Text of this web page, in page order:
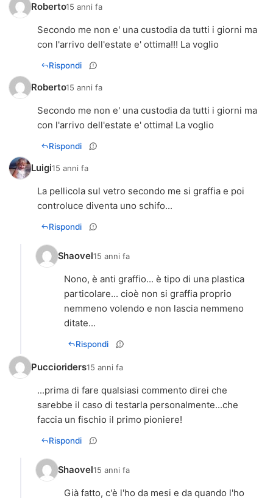
Roberto15 anni fa
Secondo me non e' una custodia da tutti i giorni ma
con l'arrivo dell'estate e' ottima!!! La voglio
Rispondi
Roberto15 anni fa
Secondo me non e' una custodia da tutti i giorni ma
con l'arrivo dell'estate e' ottima! La voglio
Rispondi
Luigi15 anni fa
La pellicola sul vetro secondo me si graffia e poi
controluce diventa uno schifo...
Rispondi
Shaovel15 anni fa
Nono, è anti graffio... è tipo di una plastica
particolare... cioè non si graffia proprio
nemmeno volendo e non lascia nemmeno
ditate...
Rispondi
Puccioriders15 anni fa
...prima di fare qualsiasi commento direi che
sarebbe il caso di testarla personalmente...che
faccia un fischio il primo pioniere!
Rispondi
Shaovel15 anni fa
Già fatto, c'è l'ho da mesi e da quando l'ho